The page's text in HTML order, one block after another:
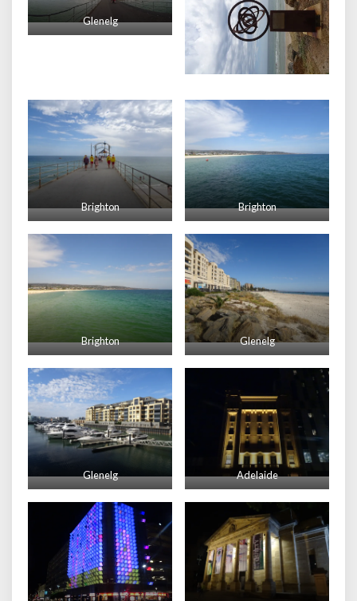
Glenelg
Brighton Brighton
Brighton Glenelg
Glenelg Adelaide